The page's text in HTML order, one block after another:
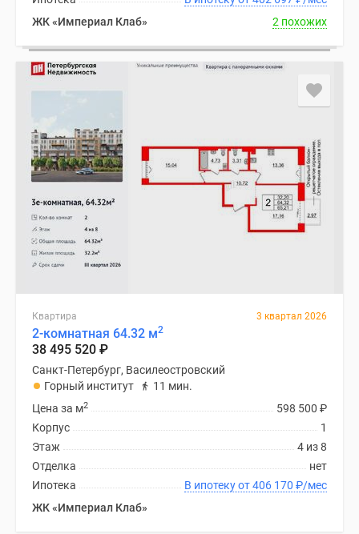
ЖК «Империал Клаб»
2 похожих
Квартира 3 квартал 2026
2-комнатная 64.32 м2
38 495 520 ₽
Санкт-Петербург, Василеостровский
Горный институт
11 мин.
598 500 ₽
Цена за м2
1
Корпус
4 из 8
Этаж
нет
Отделка
В ипотеку от 406 170 ₽/мес
Ипотека
ЖК «Империал Клаб»